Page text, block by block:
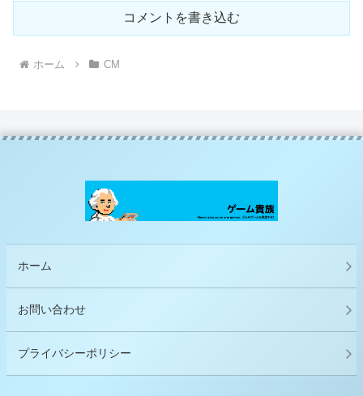
コメントを書き込む
ホーム CM
ホーム
お問い合わせ
プライバシーポリシー